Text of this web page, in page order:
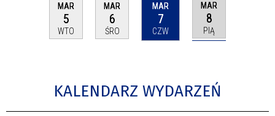
MAR
5
WTO
MAR
6
ŚRO
MAR
7
CZW
MAR
8
PIĄ
KALENDARZ WYDARZEŃ